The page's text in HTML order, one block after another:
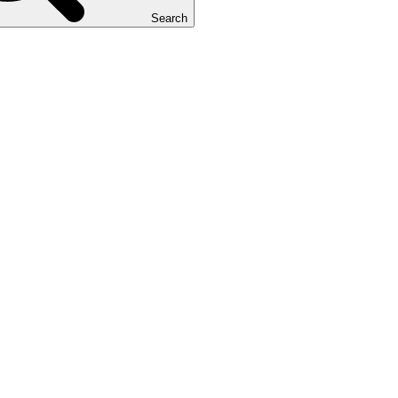
Search